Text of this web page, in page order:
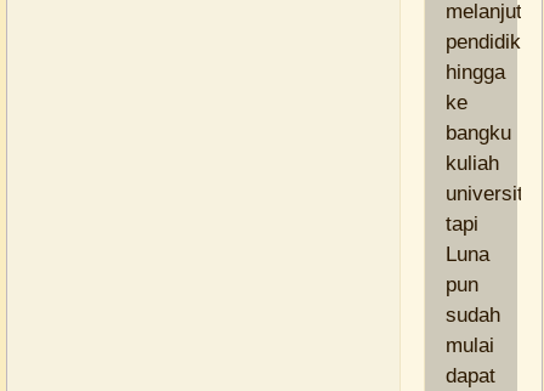
pendidikan
hingga
ke
bangku
kuliah
tapi
Luna
pun
sudah
mulai
dapat